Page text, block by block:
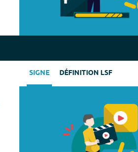
SIGNE DÉFINITION LSF